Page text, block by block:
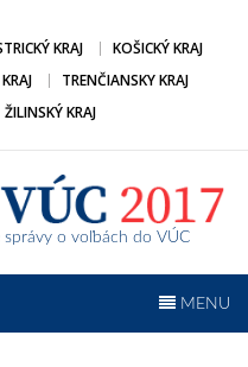
KRAJ
KOŠICKÝ KRAJ
TRENČIANSKY KRAJ
ŽILINSKÝ KRAJ
správy o voľbách do VÚC
MENU